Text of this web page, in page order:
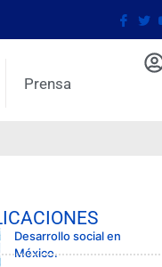
Prensa
Desarrollo social en
México.